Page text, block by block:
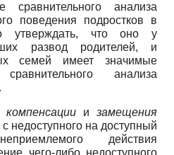
анализа
поведения подростков в
утверждать, что оно у
развод родителей, и
семей имеет значимые
анализа
компенсацииизамещения
недоступного на доступный
действия